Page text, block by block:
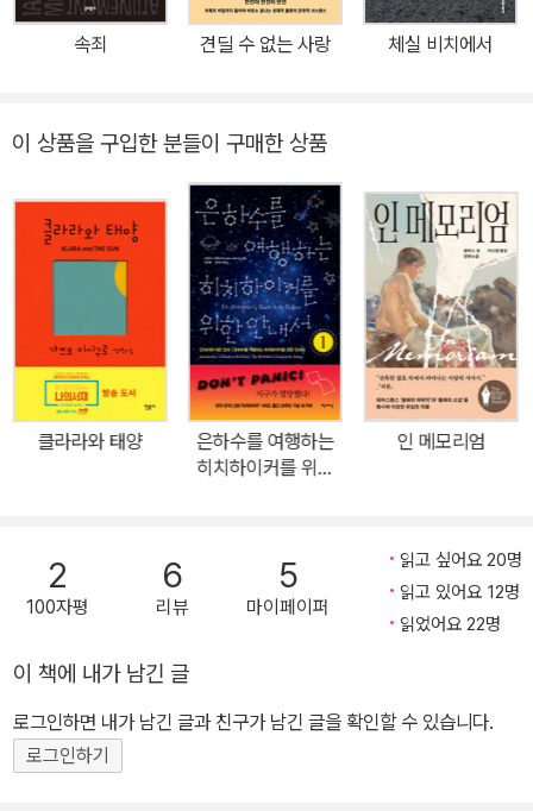
공지능이다. 이 주제를 위해 매큐언은 굵직한 역사적 사실들을 조금
씩 비틀었고, 그 결과 소설 속 세계에서는 정보공학의 선구자 앨런 튜
밖으로 나온 아담과 그를 구매한 청년 찰리, 찰리의 연인 미란다가 마
주하는 철학적, 윤리적 딜레마를 담아낸 이 이야기는 여지없이 열렬
한 반응과 함께 출간 직후 베스트셀러에 올랐고, 기술 발전의 최전선
에서 ‘인간이란 무엇인가’라는 근본적인 질문을 한층 더 깊이 파고든
대가의 야심작에 평단 역시 “이언 매큐언이 스토리텔링의 장인임을
다시 한번 확인해주는 작품”(<가디언>) “위험을 무릅쓰고 성공을 거
둔 진정한 역작”(<선데이 타임스>) 등의 찬사를 보냈다. “우리 인간
들처럼 복잡하고 결점도 많으면서 경이로운 인조인간을 만들어내는
건 대단히 요원한 일이지만 우리는 이미 그 광대한 바다 가까이에 이
르렀고, 이제 중요한 결정들을 내릴 때가 되었다.” _이언 매큐언 인류
허름한 아파트에서 주식과 외환 거래로 생계를 유지하며 되는대로 살
아가던 청년 찰리는 어머니의 유산으로 목돈을 손에 쥐자 때마침 시
장에 출하된 인류 최초의 인조인간 아담을 구매한다. 아담은 피는 흐
르지 않지만 심장이 뛰고 따뜻한 체온을 유지하며 피부도 매끄러워
얼핏 보면 인간과 구분이 어려울 만큼 완성도가 높다. 목소리 또한 내
장 스피커가 아닌 호흡, 혀, 치아, 입천장을 이용해 내고 섹스도 가능
하다. 작동을 시작한 뒤 제 알몸을 가릴 옷을 요구하고 요리법까지 제
속죄 견딜 수 없는 사랑 체실 비치에서
이 상품을 구입한 분들이 구매한 상품
클라라와 태양
은하수를 여행하는
히치하이커를 위한
인 메모리엄
2
100자평
6
리뷰
5
마이페이퍼
읽고 싶어요 20명
읽고 있어요 12명
읽었어요 22명
이 책에 내가 남긴 글
로그인하면 내가 남긴 글과 친구가 남긴 글을 확인할 수 있습니다.
로그인하기